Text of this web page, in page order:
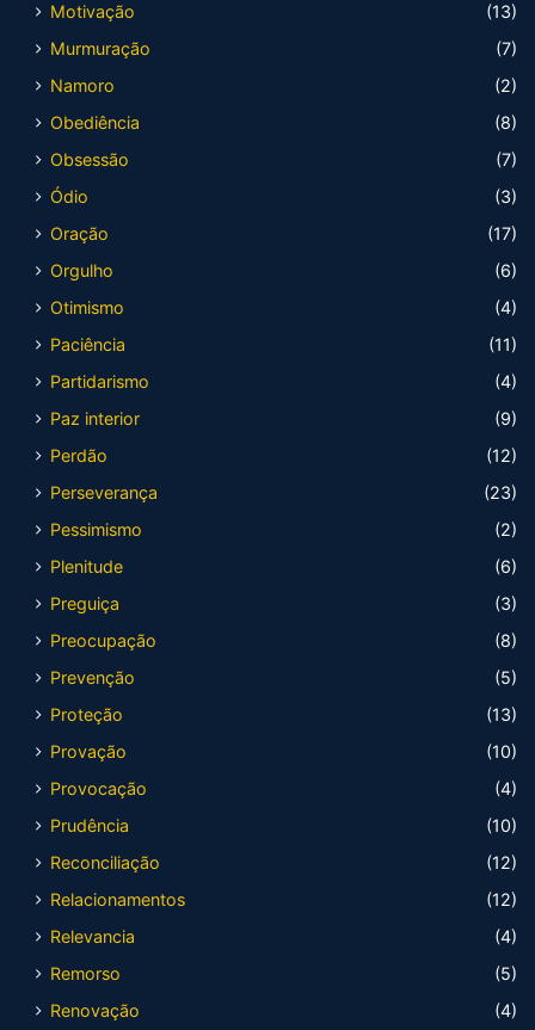
Motivação
(13)
Murmuração
(7)
Namoro
(2)
Obediência
(8)
Obsessão
(7)
Ódio
(3)
Oração
(17)
Orgulho
(6)
Otimismo
(4)
Paciência
(11)
Partidarismo
(4)
Paz interior
(9)
Perdão
(12)
Perseverança
(23)
Pessimismo
(2)
Plenitude
(6)
Preguiça
(3)
Preocupação
(8)
Prevenção
(5)
Proteção
(13)
Provação
(10)
Provocação
(4)
Prudência
(10)
Reconciliação
(12)
Relacionamentos
(12)
Relevancia
(4)
Remorso
(5)
Renovação
(4)